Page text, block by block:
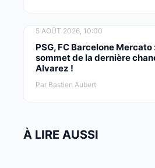
5 AOÛT 2026, 10:00
PSG, FC Barcelone Mercato
sommet de la dernière
Alvarez !
Par Bastien Aubert
À LIRE AUSSI